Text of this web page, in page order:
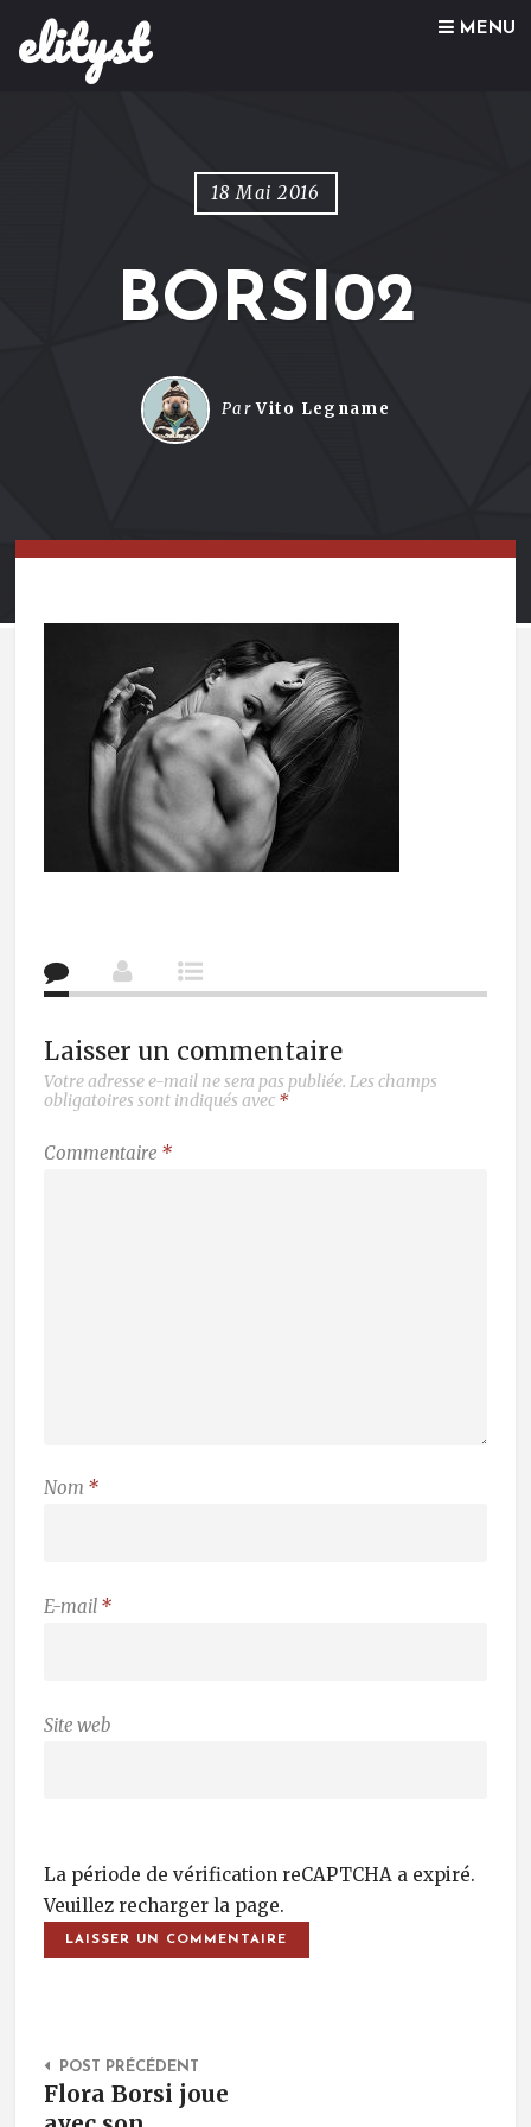
elityst MENU
Skip to content
18 Mai 2016
BORSI02
ParVito Legname
Laisser un commentaire
Votre adresse e-mail ne sera pas publiée. Les champs
obligatoires sont indiqués avec *
Commentaire *
Nom *
E-mail *
Site web
La période de vérification reCAPTCHA a expiré.
Veuillez recharger la page.
Post Navigation
POST PRÉCÉDENT
Flora Borsi joue